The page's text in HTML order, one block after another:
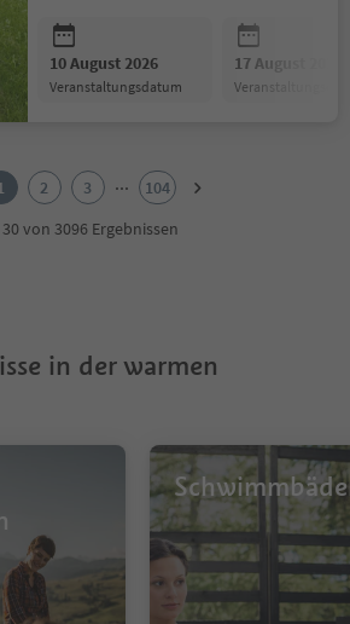
10 August 2026
Veranstaltungsdatum
17 August 2026
2 3 ...
104
30 von 3096 Ergebnissen
in der warmen